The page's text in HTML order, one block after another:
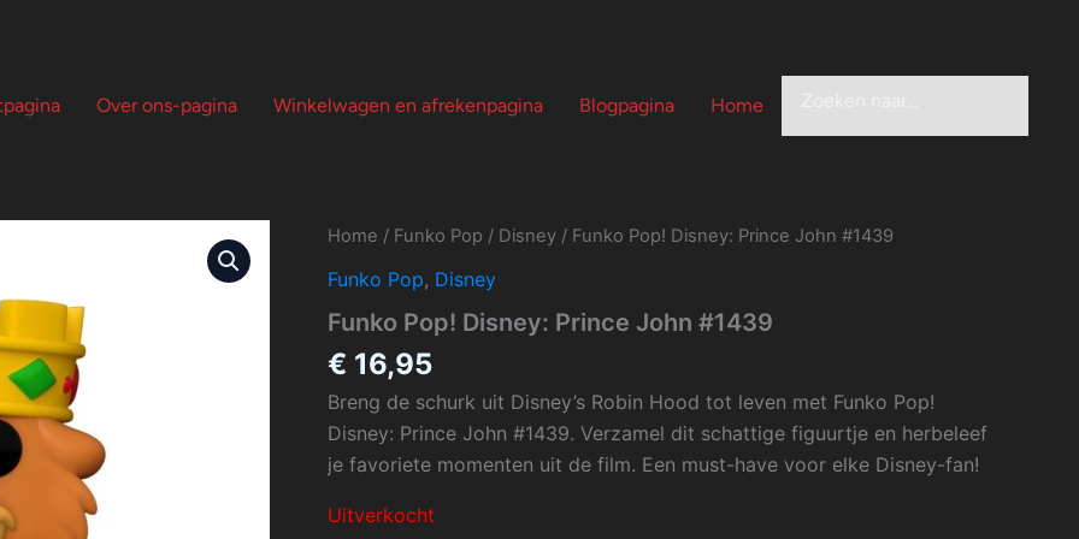
Over ons-pagina Winkelwagen en afrekenpagina Blogpagina Home
Home / Funko Pop / Disney / Funko Pop! Disney: Prince John #1439
Funko Pop, Disney
Funko Pop! Disney: Prince John #1439
€ 16,95
Breng de schurk uit Disney’s Robin Hood tot leven met Funko Pop!
Disney: Prince John #1439. Verzamel dit schattige figuurtje en herbeleef
je favoriete momenten uit de film. Een must-have voor elke Disney-fan!
Uitverkocht